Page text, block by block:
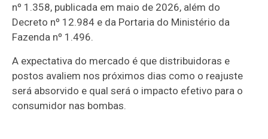
nº 1.358, publicada em maio de 2026, além do
Decreto nº 12.984 e da Portaria do Ministério da
Fazenda nº 1.496.
A expectativa do mercado é que distribuidoras e
postos avaliem nos próximos dias como o reajuste
será absorvido e qual será o impacto efetivo para o
consumidor nas bombas.